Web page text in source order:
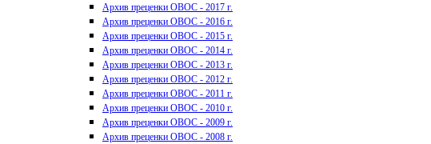
Архив преценки ОВОС - 2017 г.
Архив преценки ОВОС - 2016 г.
Архив преценки ОВОС - 2015 г.
Архив преценки ОВОС - 2014 г.
Архив преценки ОВОС - 2013 г.
Архив преценки ОВОС - 2012 г.
Архив преценки ОВОС - 2011 г.
Архив преценки ОВОС - 2010 г.
Архив преценки ОВОС - 2009 г.
Архив преценки ОВОС - 2008 г.